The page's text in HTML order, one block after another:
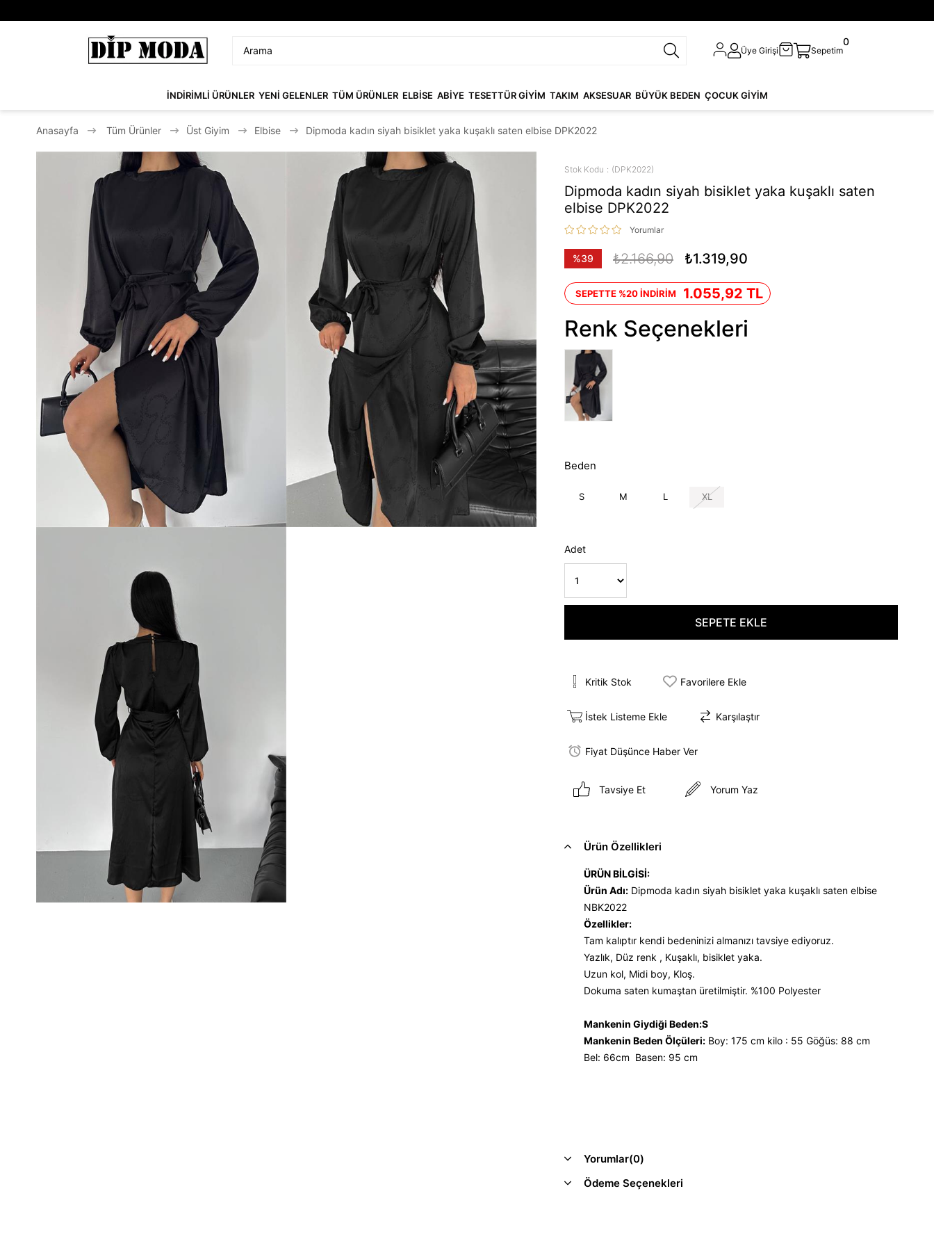
Üye Girişi Sepetim
0
İNDİRİMLİ ÜRÜNLER YENİ GELENLER TÜM ÜRÜNLER ELBİSE ABİYE TESETTÜR GİYİM TAKIM AKSESUAR BÜYÜK BEDEN ÇOCUK GİYİM
Anasayfa Tüm Ürünler Üst Giyim Elbise Dipmoda kadın siyah bisiklet yaka kuşaklı saten elbise DPK2022
Stok Kodu (DPK2022)
Dipmoda kadın siyah bisiklet yaka kuşaklı saten
elbise DPK2022
Yorumlar
%39
₺2.166,90 ₺1.319,90
SEPETTE %20 İNDİRİM 1.055,92 TL
Renk Seçenekleri
Beden
S M L XL
Adet
Kritik Stok Favorilere Ekle
İstek Listeme Ekle Karşılaştır
Fiyat Düşünce Haber Ver
Tavsiye Et Yorum Yaz
Ürün Özellikleri
ÜRÜN BİLGİSİ:
Ürün Adı: Dipmoda kadın siyah bisiklet yaka kuşaklı saten elbise
NBK2022
Özellikler:
Tam kalıptır kendi bedeninizi almanızı tavsiye ediyoruz.
Yazlık, Düz renk , Kuşaklı, bisiklet yaka.
Uzun kol, Midi boy, Kloş.
Dokuma saten kumaştan üretilmiştir. %100 Polyester
Mankenin Giydiği Beden:S
Mankenin Beden Ölçüleri: Boy: 175 cm kilo : 55 Göğüs: 88 cm
Bel: 66cm Basen: 95 cm
Yorumlar(0)
Ödeme Seçenekleri